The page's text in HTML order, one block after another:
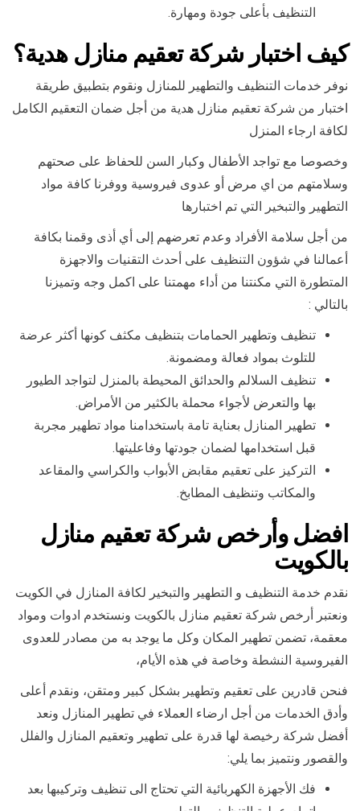
التنظيف بأعلى جودة ومهارة.
كيف اختبار شركة تعقيم منازل هدية؟
نوفر خدمات التنظيف والتطهير للمنازل ونقوم بتطبيق طريقة
اختبار من شركة تعقيم منازل هدية من أجل ضمان التعقيم الكامل
لكافة ارجاء المنزل
وخصوصا مع تواجد الأطفال وكبار السن للحفاظ على صحتهم
وسلامتهم من اي مرض أو عدوى فيروسية ووفرنا كافة مواد
التطهير والتبخير التي تم اختبارها
من أجل سلامة الأفراد وعدم تعرضهم إلى أي أذى وقمنا بكافة
أعمالنا في شؤون التنظيف على أحدث التقنيات والاجهزة
المتطورة التي مكنتنا من أداء مهمتنا على اكمل وجه وتميزنا
بالتالي :
تنظيف وتطهير الحمامات بتنظيف مكثف كونها أكثر عرضة
للتلوث بمواد فعالة ومضمونة.
تنظيف السلالم والحدائق المحيطة بالمنزل لتواجد الطيور
بها والتعرض لأجواء محملة بالكثير من الأمراض.
تطهير المنازل بعناية تامة باستخدامنا مواد تطهير مجربة
قبل استخدامها لضمان جودتها وفاعليتها.
التركيز على تعقيم مقابض الأبواب والكراسي والمقاعد
والمكاتب وتنظيف المطابخ.
افضل وأرخص شركة تعقيم منازل
بالكويت
نقدم خدمة التنظيف و التطهير والتبخير لكافة المنازل في الكويت
ونعتبر أرخص شركة تعقيم منازل بالكويت ونستخدم ادوات ومواد
معقمة، تضمن تطهير المكان وكل ما يوجد به من مصادر للعدوى
الفيروسية النشطة وخاصة في هذه الأيام،
فنحن قادرين على تعقيم وتطهير بشكل كبير ومتقن، ونقدم أعلى
وأدق الخدمات من أجل ارضاء العملاء في تطهير المنازل ونعد
أفضل شركة رخيصة لها قدرة على تطهير وتعقيم المنازل والفلل
والقصور ونتميز بما يلي:
فك الأجهزة الكهربائية التي تحتاج الى تنظيف وتركيبها بعد